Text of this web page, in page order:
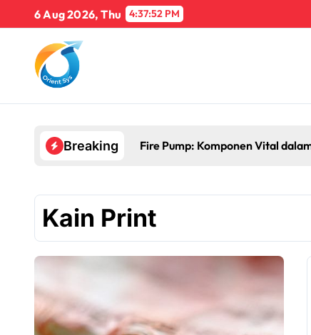
6 Aug 2026, Thu 4:37:52 PM
Breaking
dalam Sistem Proteksi Kebakaran
Kain Print